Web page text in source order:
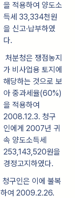
을 적용하여 양도소
득세 33,334천원
을 신고·납부하였
다.
처분청은 쟁점농지
가 비사업용 토지에
해당하는 것으로 보
아 중과세율(60%)
을 적용하여
2008.12.3. 청구
인에게 2007년 귀
속 양도소득세
253,143,520원을
경정고지하였다.
청구인은 이에 불복
하여 2009.2.26.